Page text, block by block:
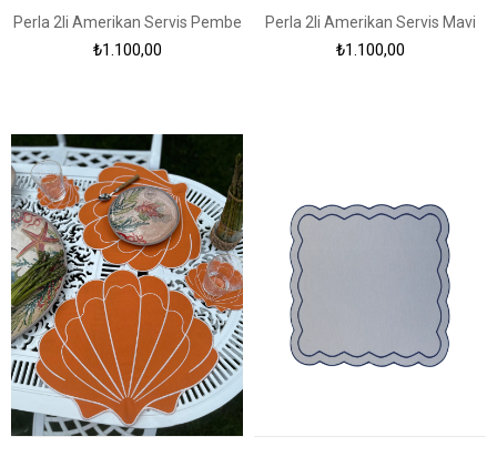
Perla 2li Amerikan Servis Pembe
₺1.100,00
Perla 2li Amerikan Servis Mavi
₺1.100,00